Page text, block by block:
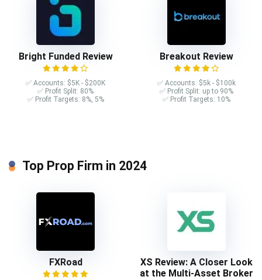
Bright Funded Review
✅ Accounts: $5K - $200K
✅ Profit Split: 80%
✅ Profit Targets: 8%, 5%
Breakout Review
✅ Accounts: $5k - $100k
✅ Profit Split: up to 90%
✅ Profit Targets: 10%
Top Prop Firm in 2024
FXRoad
XS Review: A Closer Look
at the Multi-Asset Broker